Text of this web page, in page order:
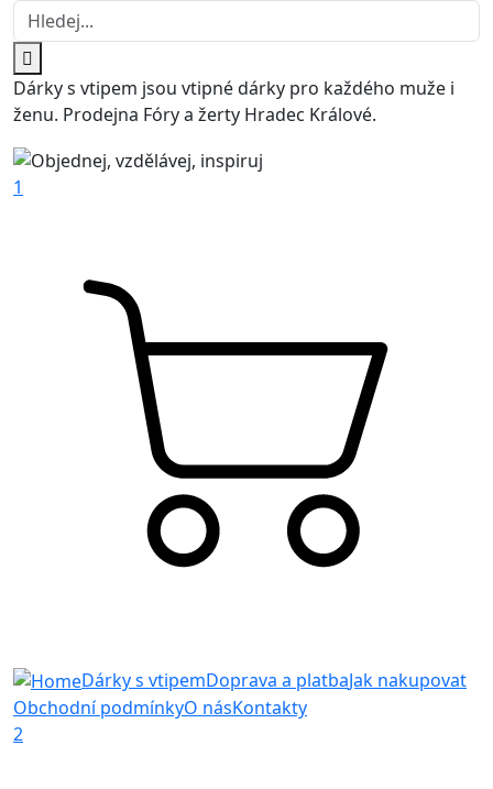
Dárky s vtipem jsou vtipné dárky pro každého muže i
ženu. Prodejna Fóry a žerty Hradec Králové.
1
Dárky s vtipemDoprava a platbaJak nakupovat
Obchodní podmínkyO násKontakty
2